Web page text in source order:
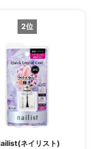
2位
ネイリスト)